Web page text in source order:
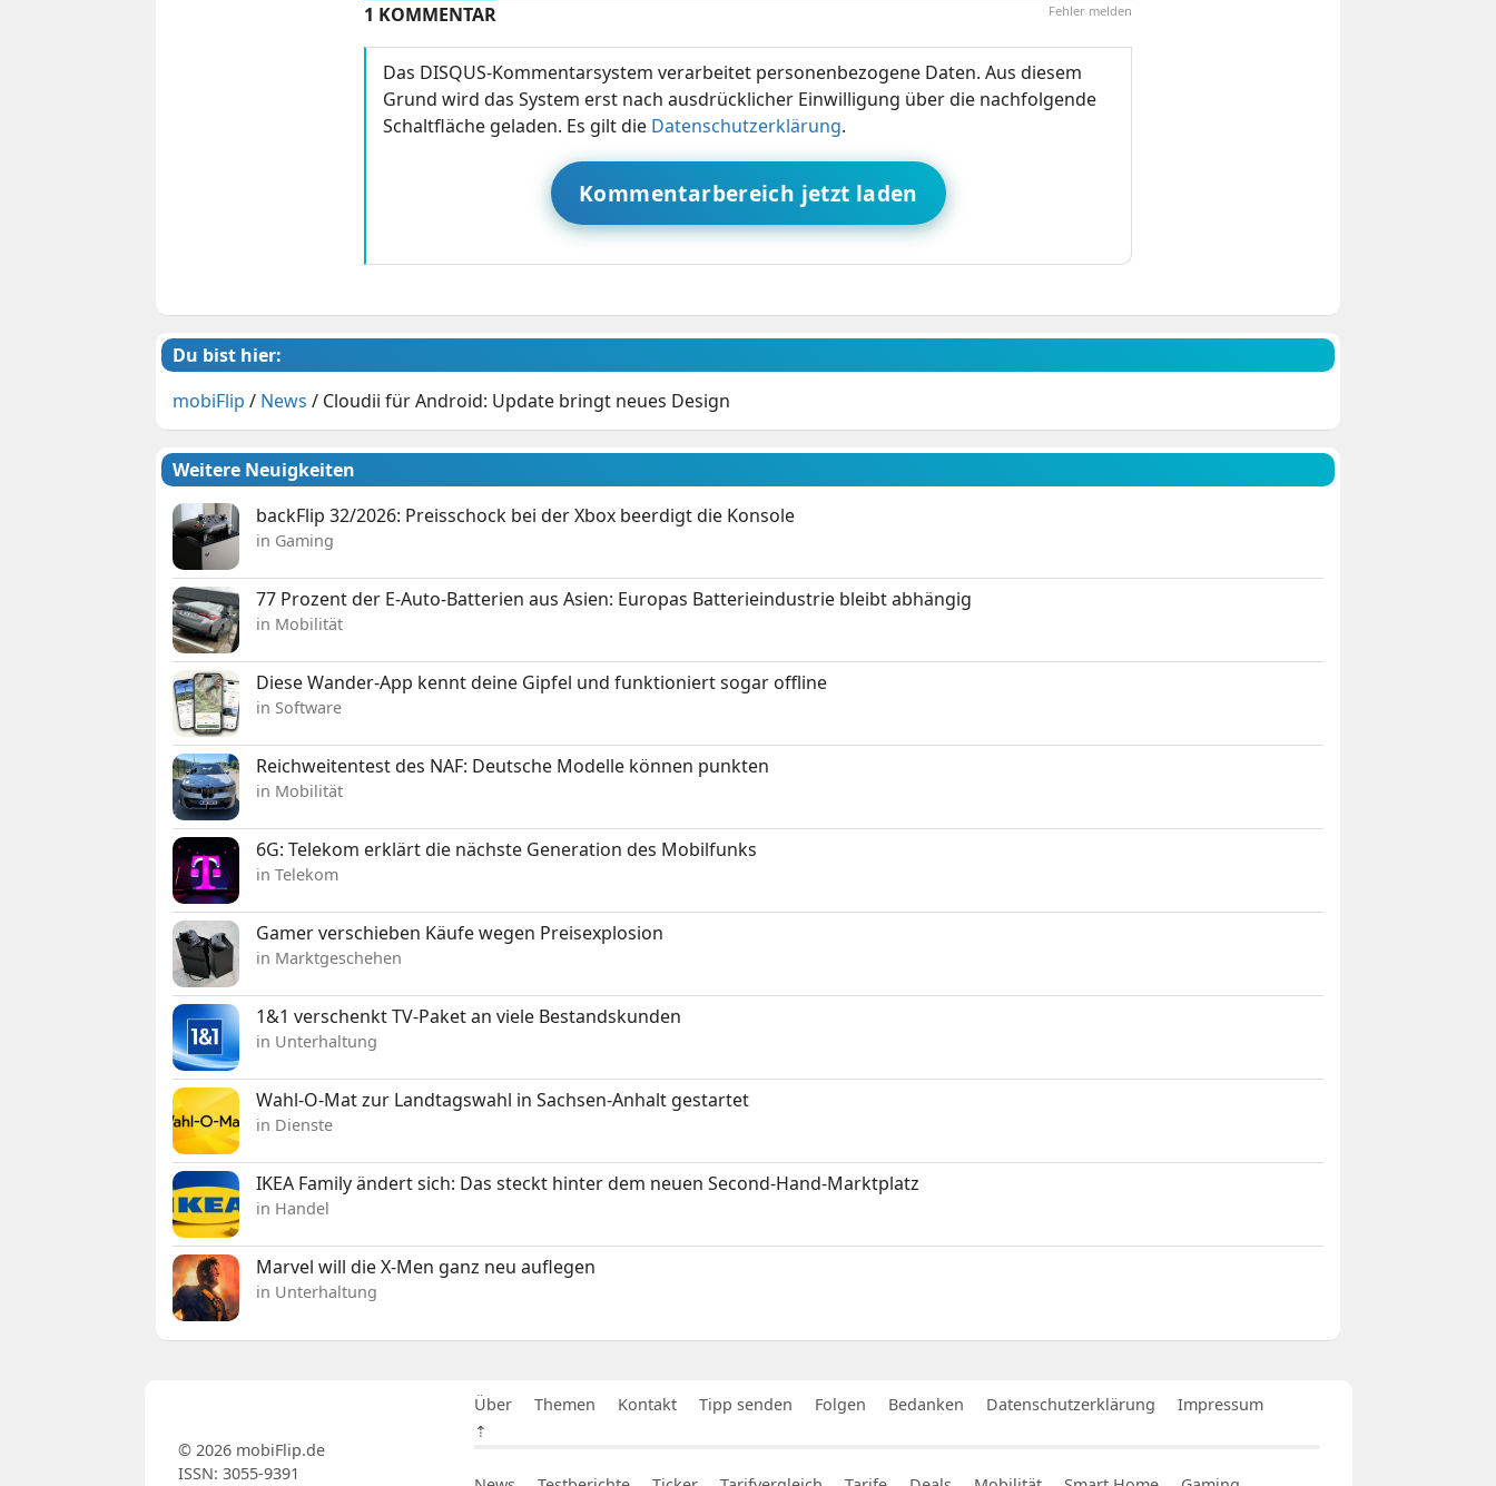
Fehler melden
1 KOMMENTAR
Das DISQUS-Kommentarsystem verarbeitet personenbezogene Daten. Aus diesem
Grund wird das System erst nach ausdrücklicher Einwilligung über die nachfolgende
Schaltfläche geladen. Es gilt die Datenschutzerklärung.
Kommentarbereich jetzt laden
Du bist hier:
mobiFlip / News / Cloudii für Android: Update bringt neues Design
Weitere Neuigkeiten
backFlip 32/2026: Preisschock bei der Xbox beerdigt die Konsole
in Gaming
77 Prozent der E-Auto-Batterien aus Asien: Europas Batterieindustrie bleibt abhängig
in Mobilität
Diese Wander-App kennt deine Gipfel und funktioniert sogar offline
in Software
Reichweitentest des NAF: Deutsche Modelle können punkten
in Mobilität
6G: Telekom erklärt die nächste Generation des Mobilfunks
in Telekom
Gamer verschieben Käufe wegen Preisexplosion
in Marktgeschehen
1&1 verschenkt TV-Paket an viele Bestandskunden
in Unterhaltung
Wahl-O-Mat zur Landtagswahl in Sachsen-Anhalt gestartet
in Dienste
IKEA Family ändert sich: Das steckt hinter dem neuen Second-Hand-Marktplatz
in Handel
Marvel will die X-Men ganz neu auflegen
in Unterhaltung
Über Themen Kontakt Tipp senden Folgen Bedanken Datenschutzerklärung
Impressum
⇡
© 2026 mobiFlip.de
ISSN: 3055-9391